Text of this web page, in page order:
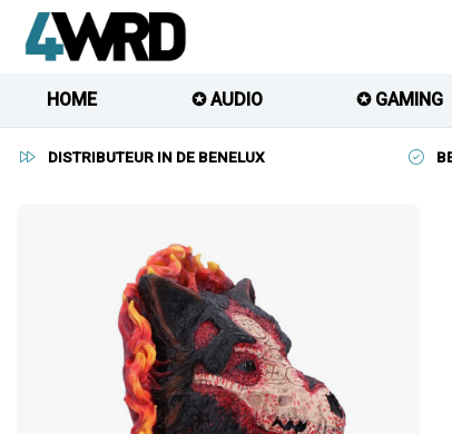
HOME ✪ AUDIO ✪ GAMING
DISTRIBUTEUR IN DE BENELUX